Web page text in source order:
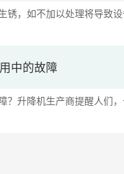
锈，如不加以处理将导致
中的故障
？升降机生产商提醒人们